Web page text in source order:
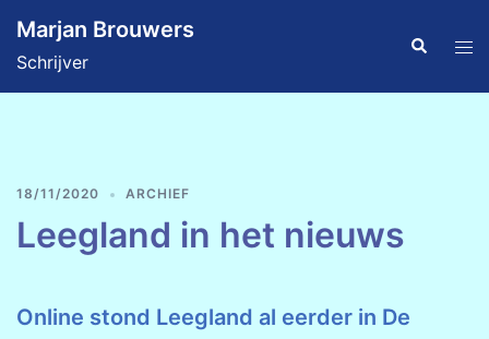
naar
de
inhoud
Marjan Brouwers
Schrijver
Zoeken
18/11/2020 ARCHIEF
Leegland in het nieuws
Online stond Leegland al eerder in De